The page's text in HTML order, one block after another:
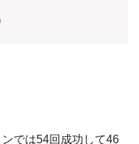
では54回成功して46